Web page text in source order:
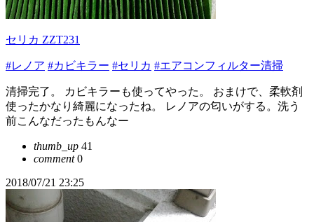
セリカ ZZT231
#レノア #カビキラー #セリカ #エアコンフィルター清掃
清掃完了。 カビキラーも使ってやった。 おまけで、柔軟剤
使ったかなり綺麗になったね。 レノアの匂いがする。洗う
前こんなだったもんなー
thumb_up 41
comment0
2018/07/21 23:25